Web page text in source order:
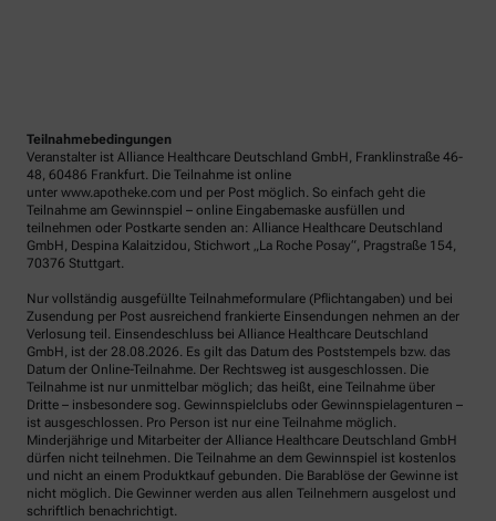
Teilnahmebedingungen
Veranstalter ist Alliance Healthcare Deutschland GmbH, Franklinstraße 46-
48, 60486 Frankfurt. Die Teilnahme ist online
unter www.apotheke.com und per Post möglich. So einfach geht die
Teilnahme am Gewinnspiel – online Eingabemaske ausfüllen und
teilnehmen oder Postkarte senden an: Alliance Healthcare Deutschland
GmbH, Despina Kalaitzidou, Stichwort „La Roche Posay“, Pragstraße 154,
70376 Stuttgart.
Nur vollständig ausgefüllte Teilnahmeformulare (Pflichtangaben) und bei
Zusendung per Post ausreichend frankierte Einsendungen nehmen an der
Verlosung teil. Einsendeschluss bei Alliance Healthcare Deutschland
GmbH, ist der 28.08.2026. Es gilt das Datum des Poststempels bzw. das
Datum der Online-Teilnahme. Der Rechtsweg ist ausgeschlossen. Die
Teilnahme ist nur unmittelbar möglich; das heißt, eine Teilnahme über
Dritte – insbesondere sog. Gewinnspielclubs oder Gewinnspielagenturen –
ist ausgeschlossen. Pro Person ist nur eine Teilnahme möglich.
Minderjährige und Mitarbeiter der Alliance Healthcare Deutschland GmbH
dürfen nicht teilnehmen. Die Teilnahme an dem Gewinnspiel ist kostenlos
und nicht an einem Produktkauf gebunden. Die Barablöse der Gewinne ist
nicht möglich. Die Gewinner werden aus allen Teilnehmern ausgelost und
schriftlich benachrichtigt.